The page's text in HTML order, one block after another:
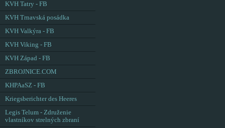
KVH Tatry - FB
KVH Trnavská posádka
KVH Valkýra - FB
KVH Viking - FB
KVH Západ - FB
ZBROJNICE.COM
KHPAaSZ - FB
Kriegsberichter des Heeres
Legis Telum - Združenie
vlastníkov strelných zbraní